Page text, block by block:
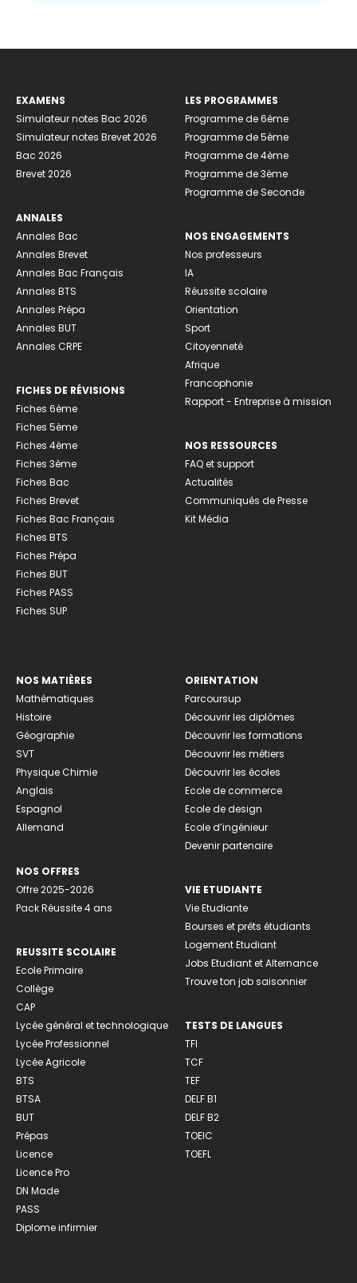
EXAMENS
Simulateur notes Bac 2026
Simulateur notes Brevet 2026
Bac 2026
Brevet 2026
ANNALES
Annales Bac
Annales Brevet
Annales Bac Français
Annales BTS
Annales Prépa
Annales BUT
Annales CRPE
FICHES DE RÉVISIONS
Fiches 6ème
Fiches 5ème
Fiches 4ème
Fiches 3ème
Fiches Bac
Fiches Brevet
Fiches Bac Français
Fiches BTS
Fiches Prépa
Fiches BUT
Fiches PASS
Fiches SUP
LES PROGRAMMES
Programme de 6ème
Programme de 5ème
Programme de 4ème
Programme de 3ème
Programme de Seconde
NOS ENGAGEMENTS
Nos professeurs
IA
Réussite scolaire
Orientation
Sport
Citoyenneté
Afrique
Francophonie
Rapport - Entreprise à mission
NOS RESSOURCES
FAQ et support
Actualités
Communiqués de Presse
Kit Média
NOS MATIÈRES
Mathématiques
Histoire
Géographie
SVT
Physique Chimie
Anglais
Espagnol
Allemand
NOS OFFRES
Offre 2025-2026
Pack Réussite 4 ans
REUSSITE SCOLAIRE
Ecole Primaire
Collège
CAP
Lycée général et technologique
Lycée Professionnel
Lycée Agricole
BTS
BTSA
BUT
Prépas
Licence
Licence Pro
DN Made
PASS
Diplome infirmier
ORIENTATION
Parcoursup
Découvrir les diplômes
Découvrir les formations
Découvrir les métiers
Découvrir les écoles
Ecole de commerce
Ecole de design
Ecole d’ingénieur
Devenir partenaire
VIE ETUDIANTE
Vie Etudiante
Bourses et prêts étudiants
Logement Etudiant
Jobs Etudiant et Alternance
Trouve ton job saisonnier
TESTS DE LANGUES
TFI
TCF
TEF
DELF B1
DELF B2
TOEIC
TOEFL